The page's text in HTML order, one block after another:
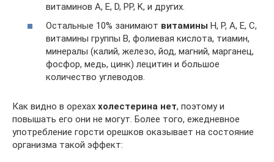
витаминов A, E, D, PP, K, и других.
Остальные 10% занимают витамины H, P, A, E, C,
витамины группы B, фолиевая кислота, тиамин,
минералы (калий, железо, йод, магний, марганец,
фосфор, медь, цинк) лецитин и большое
количество углеводов.
Как видно в орехах холестерина нет, поэтому и
повышать его они не могут. Более того, ежедневное
употребление горсти орешков оказывает на состояние
организма такой эффект: